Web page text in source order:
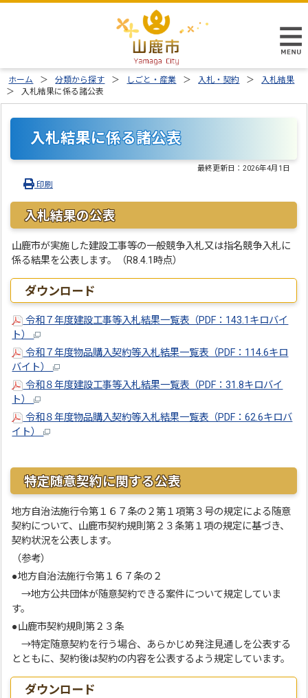
ホーム 分類から探す しごと・産業 入札・契約
入札結果
入札結果に係る諸公表
入札結果に係る諸公表
最終更新日：2026年4月1日
印刷
入札結果の公表
山鹿市が実施した建設工事等の一般競争入札又は指名競争入札に
係る結果を公表します。（R8.4.1時点）
ダウンロード
令和７年度建設工事等入札結果一覧表（PDF：143.1キロバイ
ト）
令和７年度物品購入契約等入札結果一覧表（PDF：114.6キロ
バイト）
令和８年度建設工事等入札結果一覧表（PDF：31.8キロバイ
ト）
令和８年度物品購入契約等入札結果一覧表（PDF：62.6キロバ
イト）
特定随意契約に関する公表
地方自治法施行令第１６７条の２第１項第３号の規定による随意
契約について、山鹿市契約規則第２３条第１項の規定に基づき、
契約状況を公表します。
（参考）
●地方自治法施行令第１６７条の２
→地方公共団体が随意契約できる案件について規定していま
す。
●山鹿市契約規則第２３条
→特定随意契約を行う場合、あらかじめ発注見通しを公表する
とともに、契約後は契約の内容を公表するよう規定しています。
ダウンロード